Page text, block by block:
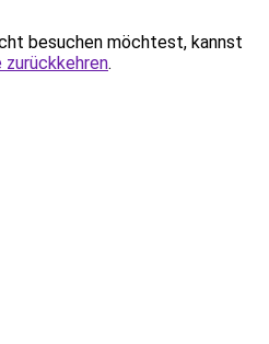
besuchen möchtest, kannst
zurückkehren.